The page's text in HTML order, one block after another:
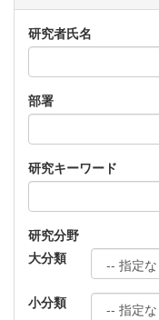
研究者氏名
部署
研究キーワード
研究分野
大分類
小分類